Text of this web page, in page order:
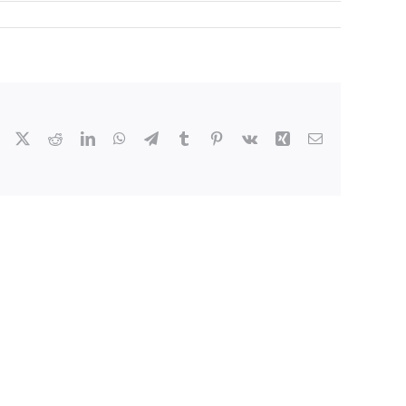
RedditLinkedInWhatsApp
TelegramTumblr Pinterest
Vk Xing Email